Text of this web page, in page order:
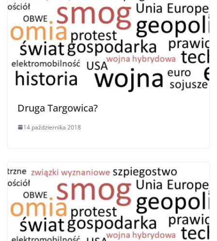
Druga Targowica?
14 października 2018